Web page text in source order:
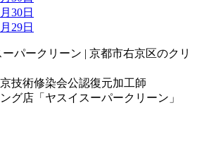
30日
29日
技術修染会公認復元加工師
グ店「ヤスイスーパークリーン」